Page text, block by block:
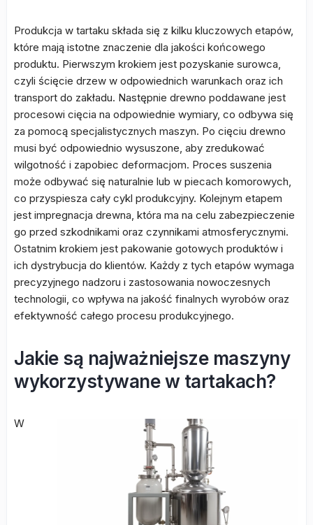
Produkcja w tartaku składa się z kilku kluczowych etapów,
które mają istotne znaczenie dla jakości końcowego
produktu. Pierwszym krokiem jest pozyskanie surowca,
czyli ścięcie drzew w odpowiednich warunkach oraz ich
transport do zakładu. Następnie drewno poddawane jest
procesowi cięcia na odpowiednie wymiary, co odbywa się
za pomocą specjalistycznych maszyn. Po cięciu drewno
musi być odpowiednio wysuszone, aby zredukować
wilgotność i zapobiec deformacjom. Proces suszenia
może odbywać się naturalnie lub w piecach komorowych,
co przyspiesza cały cykl produkcyjny. Kolejnym etapem
jest impregnacja drewna, która ma na celu zabezpieczenie
go przed szkodnikami oraz czynnikami atmosferycznymi.
Ostatnim krokiem jest pakowanie gotowych produktów i
ich dystrybucja do klientów. Każdy z tych etapów wymaga
precyzyjnego nadzoru i zastosowania nowoczesnych
technologii, co wpływa na jakość finalnych wyrobów oraz
efektywność całego procesu produkcyjnego.
Jakie są najważniejsze maszyny
wykorzystywane w tartakach?
W